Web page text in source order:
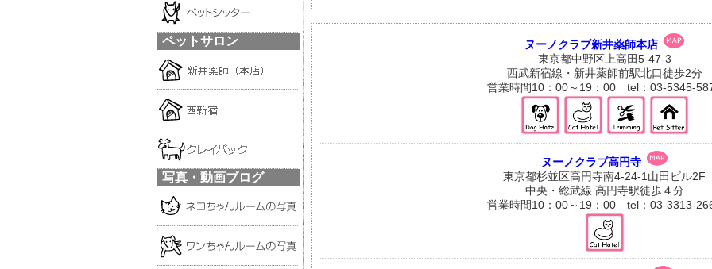
ペットサロン
写真・動画ブログ
ヌーノクラブ新井薬師本店
東京都中野区上高田5-47-3
西武新宿線・新井薬師前駅北口徒歩2分
営業時間10：00～19：00 tel：03-5345-
ヌーノクラブ高円寺
東京都杉並区高円寺南4-24-1山田ビル2F
中央・総武線 高円寺駅徒歩４分
営業時間10：00～19：00 tel：03-3313-